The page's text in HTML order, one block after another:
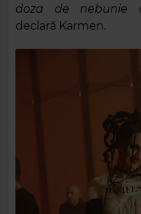
doza de nebunie
declară Karmen.